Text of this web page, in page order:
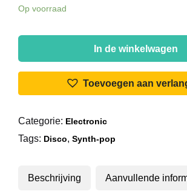
Op voorraad
Kylie
-
Too
aantal
In de winkelwagen
Toevoegen aan
Categorie: Electronic
Tags: Disco, Synth-pop
Beschrijving Aanvullende